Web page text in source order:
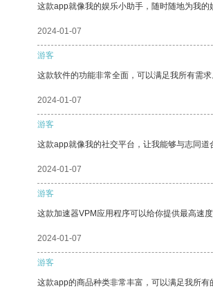
这款app就像我的娱乐小助手，随时随地为我的
2024-01-07
游客
这款软件的功能非常全面，可以满足我所有需求
2024-01-07
游客
这款app就像我的社交平台，让我能够与志同道
2024-01-07
游客
这款加速器VPM应用程序可以给你提供最高速
2024-01-07
游客
这款app的商品种类非常丰富，可以满足我所有